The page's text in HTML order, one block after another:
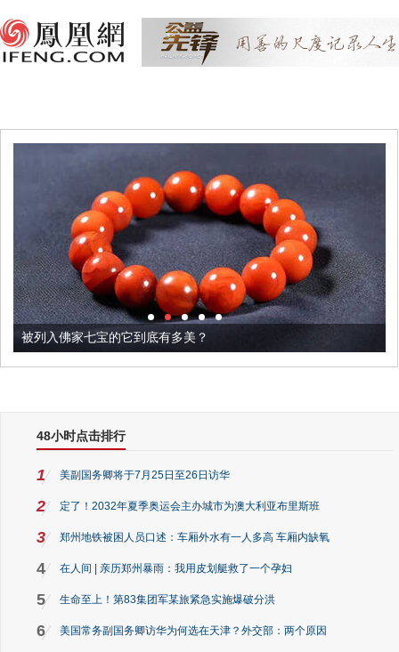
被列入佛家七宝的它到底有多美？
48小时点击排行
1 美副国务卿将于7月25日至26日访华
2 定了！2032年夏季奥运会主办城市为澳大利亚布里斯班
3 郑州地铁被困人员口述：车厢外水有一人多高 车厢内缺氧
4 在人间 | 亲历郑州暴雨：我用皮划艇救了一个孕妇
5 生命至上！第83集团军某旅紧急实施爆破分洪
6 美国常务副国务卿访华为何选在天津？外交部：两个原因